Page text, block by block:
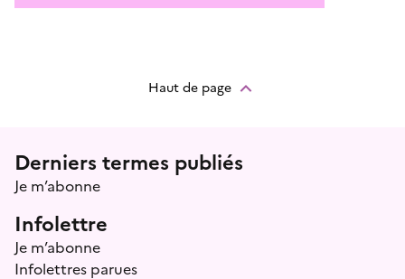
Haut de page
Menu prefooter
Derniers termes publiés
Je m’abonne
Infolettre
Je m’abonne
Infolettres parues